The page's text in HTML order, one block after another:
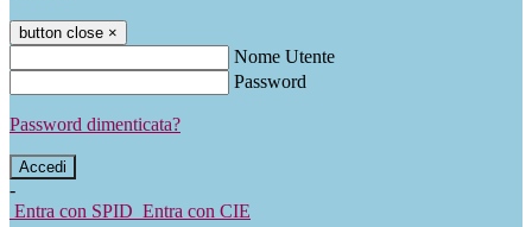
button close ×
Nome Utente
Password
Password dimenticata?
-
Entra con SPID Entra con CIE